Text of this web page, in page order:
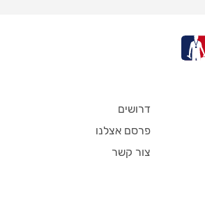
דרושים
פרסם אצלנו
צור קשר